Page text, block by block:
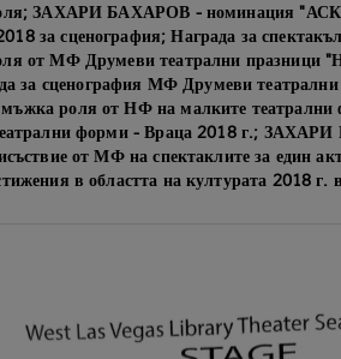
ЗАХАРИ БАХАРОВ - номинация
за сценография; Награда за
от МФ Друмеви театрални празници
сценография МФ Друмеви театрални
роля от НФ на малките
форми - Враца 2018 г.;
от МФ на спектаклите за
в областта на културата 2018 г.